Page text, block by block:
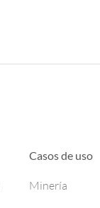
Casos de uso
Minería